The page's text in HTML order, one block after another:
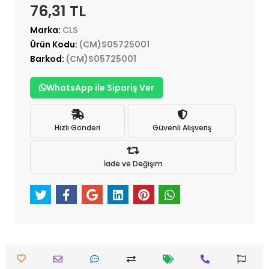
76,31 TL
Marka: CLS
Ürün Kodu: (CM)S05725001
Barkod: (CM)S05725001
WhatsApp ile Sipariş Ver
Hızlı Gönderi Güvenli Alışveriş
İade ve Değişim